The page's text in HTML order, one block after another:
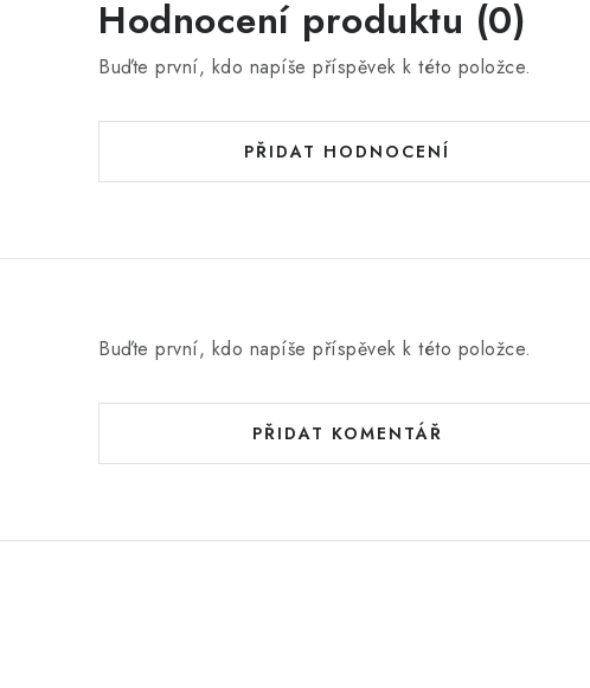
Hodnocení produktu (0)
Buďte první, kdo napíše příspěvek k této položce.
PŘIDAT HODNOCENÍ
Buďte první, kdo napíše příspěvek k této položce.
PŘIDAT KOMENTÁŘ